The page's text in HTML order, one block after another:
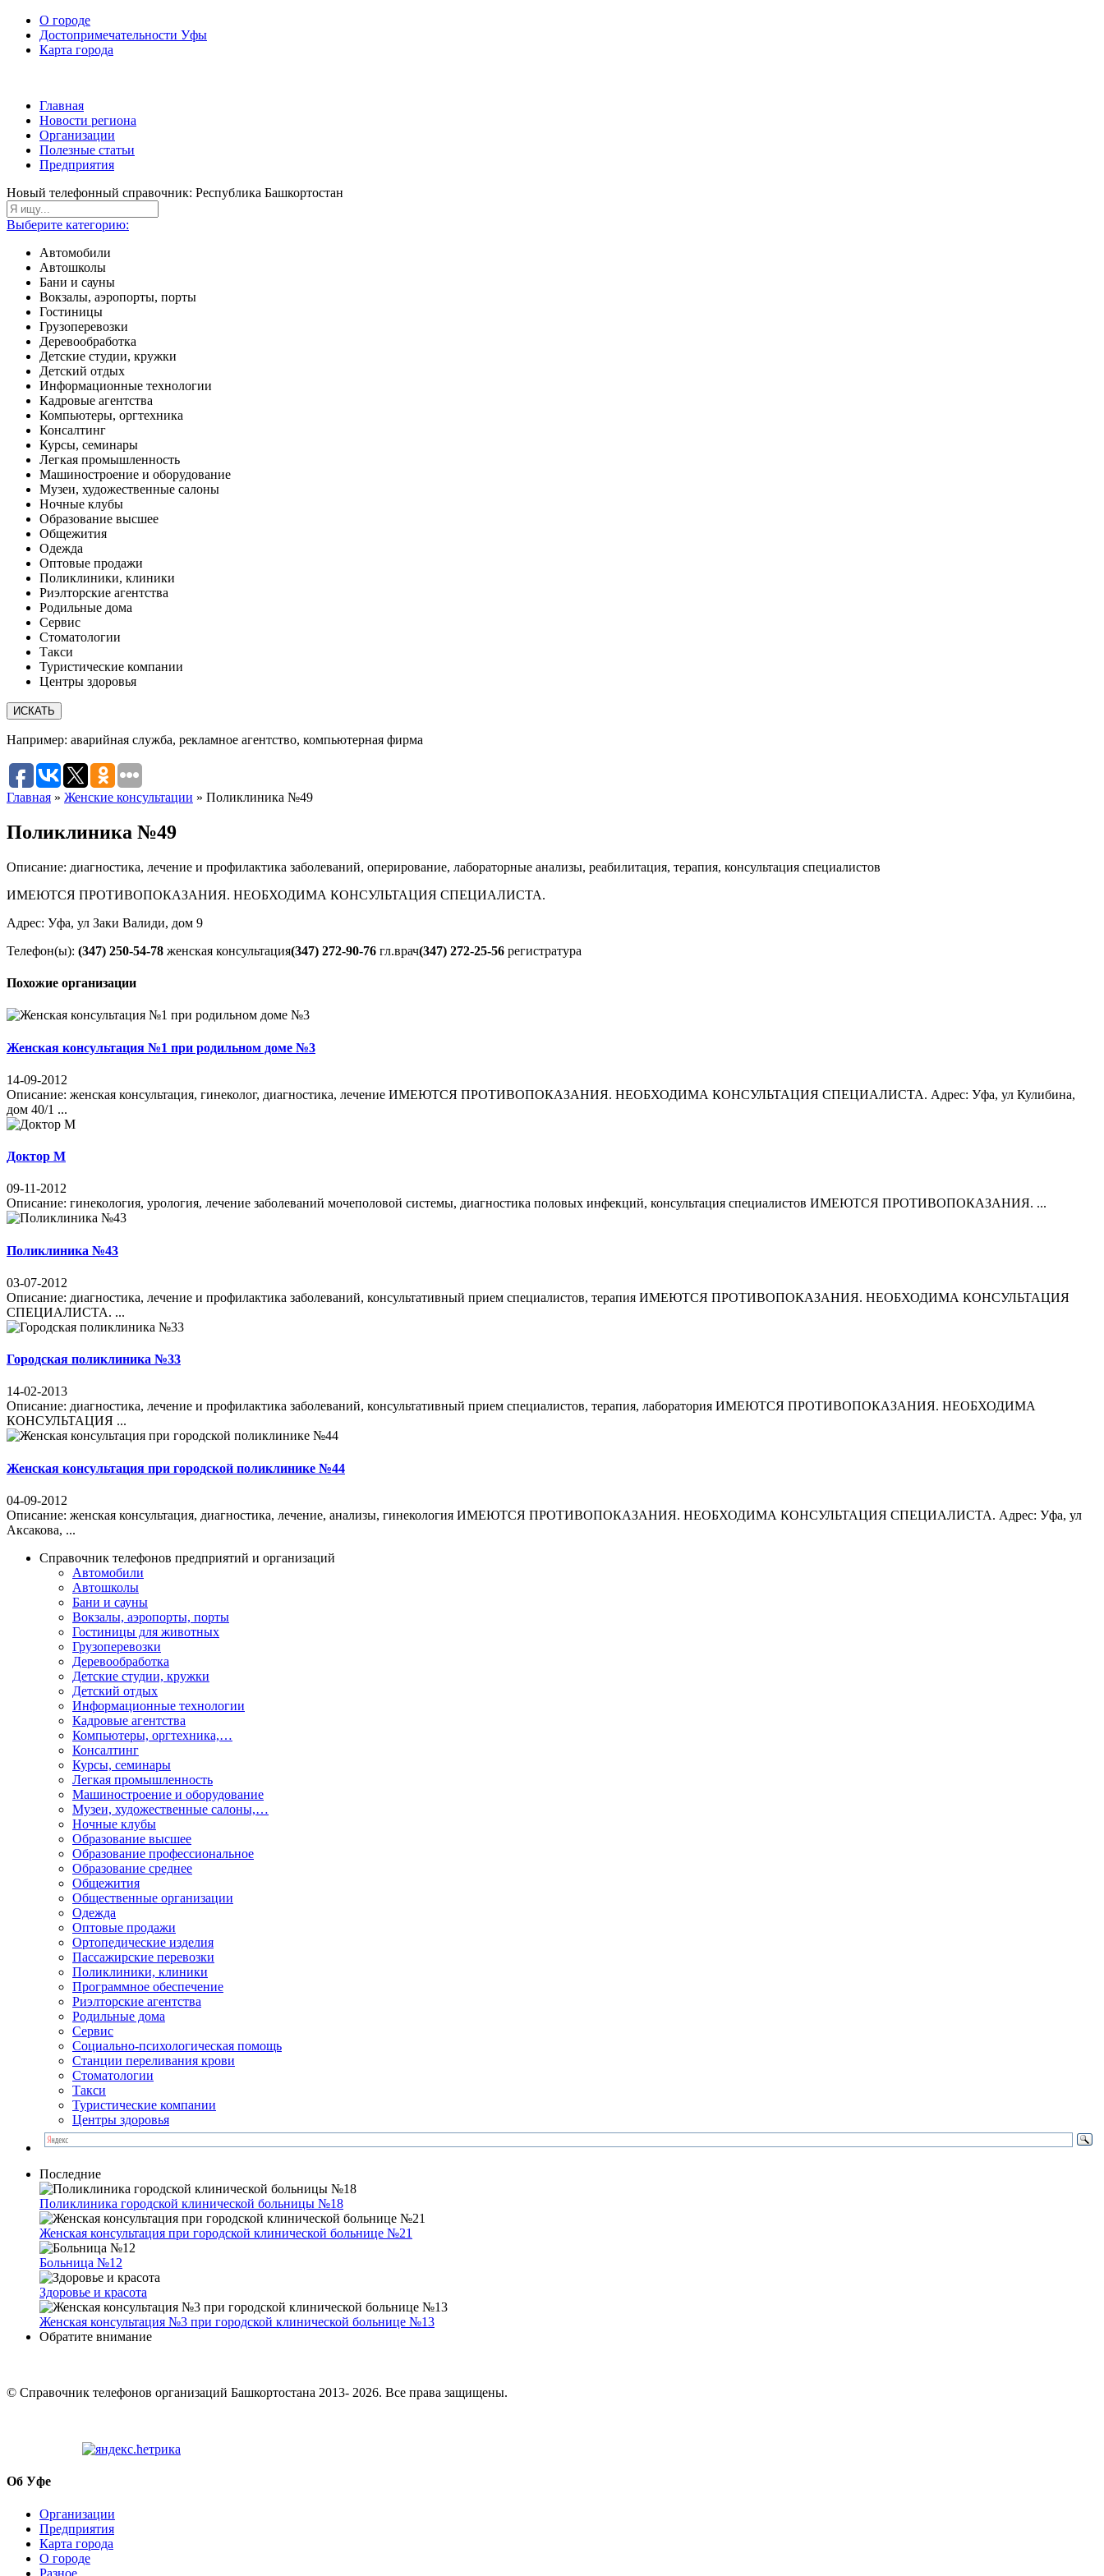
О городе
Достопримечательности Уфы
Карта города
Главная
Новости региона
Организации
Полезные статьи
Предприятия
Новый телефонный справочник: Республика Башкортостан
Выберите категорию:
Автомобили
Автошколы
Бани и сауны
Вокзалы, аэропорты, порты
Гостиницы
Грузоперевозки
Деревообработка
Детские студии, кружки
Детский отдых
Информационные технологии
Кадровые агентства
Компьютеры, оргтехника
Консалтинг
Курсы, семинары
Легкая промышленность
Машиностроение и оборудование
Музеи, художественные салоны
Ночные клубы
Образование высшее
Общежития
Одежда
Оптовые продажи
Поликлиники, клиники
Риэлторские агентства
Родильные дома
Сервис
Стоматологии
Такси
Туристические компании
Центры здоровья
Например: аварийная служба, рекламное агентство, компьютерная фирма
Главная » Женские консультации » Поликлиника №49
Поликлиника №49
Описание: диагностика, лечение и профилактика заболеваний, оперирование, лабораторные анализы, реабилитация, терапия, консультация специалистов
ИМЕЮТСЯ ПРОТИВОПОКАЗАНИЯ. НЕОБХОДИМА КОНСУЛЬТАЦИЯ СПЕЦИАЛИСТА.
Адрес: Уфа, ул Заки Валиди, дом 9
Телефон(ы): (347) 250-54-78 женская консультация(347) 272-90-76 гл.врач(347) 272-25-56 регистратура
Похожие организации
Женская консультация №1 при родильном доме №3
14-09-2012
Описание: женская консультация, гинеколог, диагностика, лечение ИМЕЮТСЯ ПРОТИВОПОКАЗАНИЯ. НЕОБХОДИМА КОНСУЛЬТАЦИЯ СПЕЦИАЛИСТА. Адрес: Уфа, ул Кулибина,
дом 40/1 ...
Доктор М
09-11-2012
Описание: гинекология, урология, лечение заболеваний мочеполовой системы, диагностика половых инфекций, консультация специалистов ИМЕЮТСЯ ПРОТИВОПОКАЗАНИЯ. ...
Поликлиника №43
03-07-2012
Описание: диагностика, лечение и профилактика заболеваний, консультативный прием специалистов, терапия ИМЕЮТСЯ ПРОТИВОПОКАЗАНИЯ. НЕОБХОДИМА КОНСУЛЬТАЦИЯ
СПЕЦИАЛИСТА. ...
Городская поликлиника №33
14-02-2013
Описание: диагностика, лечение и профилактика заболеваний, консультативный прием специалистов, терапия, лаборатория ИМЕЮТСЯ ПРОТИВОПОКАЗАНИЯ. НЕОБХОДИМА
КОНСУЛЬТАЦИЯ ...
Женская консультация при городской поликлинике №44
04-09-2012
Описание: женская консультация, диагностика, лечение, анализы, гинекология ИМЕЮТСЯ ПРОТИВОПОКАЗАНИЯ. НЕОБХОДИМА КОНСУЛЬТАЦИЯ СПЕЦИАЛИСТА. Адрес: Уфа, ул
Аксакова, ...
Справочник телефонов предприятий и организаций
Автомобили
Автошколы
Бани и сауны
Вокзалы, аэропорты, порты
Гостиницы для животных
Грузоперевозки
Деревообработка
Детские студии, кружки
Детский отдых
Информационные технологии
Кадровые агентства
Компьютеры, оргтехника,…
Консалтинг
Курсы, семинары
Легкая промышленность
Машиностроение и оборудование
Музеи, художественные салоны,…
Ночные клубы
Образование высшее
Образование профессиональное
Образование среднее
Общежития
Общественные организации
Одежда
Оптовые продажи
Ортопедические изделия
Пассажирские перевозки
Поликлиники, клиники
Программное обеспечение
Риэлторские агентства
Родильные дома
Сервис
Социально-психологическая помощь
Станции переливания крови
Стоматологии
Такси
Туристические компании
Центры здоровья
Последние
Поликлиника городской клинической больницы №18
Женская консультация при городской клинической больнице №21
Больница №12
Здоровье и красота
Женская консультация №3 при городской клинической больнице №13
Обратите внимание
© Cправочник телефонов организаций Башкортостана 2013- 2026. Все права защищены.
Об Уфе
Организации
Предприятия
Карта города
О городе
Разное